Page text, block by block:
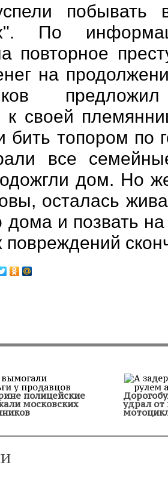
побывать
По
повторное
на
к своей
бить топором по
все
дом. Но
осталась
дома и позвать
повреждений
полицейские
московских удрал от